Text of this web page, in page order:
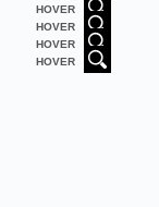
HOVER
HOVER
HOVER
HOVER